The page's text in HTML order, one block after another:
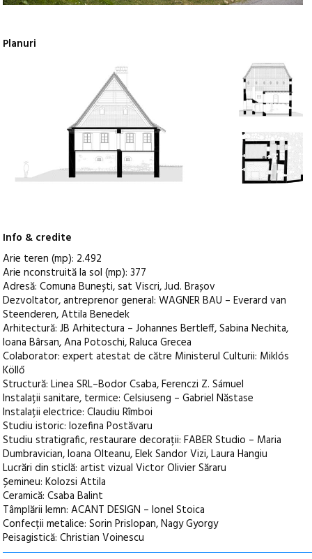
Planuri
+2
Info & credite
Arie teren (mp): 2.492
Arie nconstruită la sol (mp): 377
Adresă: Comuna Bunești, sat Viscri, Jud. Brașov
Dezvoltator, antreprenor general: WAGNER BAU – Everard van
Steenderen, Attila Benedek
Arhitectură: JB Arhitectura – Johannes Bertleff, Sabina Nechita,
Ioana Bârsan, Ana Potoschi, Raluca Grecea
Colaborator: expert atestat de către Ministerul Culturii: Miklós
Köllő
Structură: Linea SRL–Bodor Csaba, Ferenczi Z. Sámuel
Instalații sanitare, termice: Celsiuseng – Gabriel Năstase
Instalații electrice: Claudiu Rîmboi
Studiu istoric: Iozefina Postăvaru
Studiu stratigrafic, restaurare decorații: FABER Studio – Maria
Dumbravician, Ioana Olteanu, Elek Sandor Vizi, Laura Hangiu
Lucrări din sticlă: artist vizual Victor Olivier Săraru
Șemineu: Kolozsi Attila
Ceramică: Csaba Balint
Tâmplării lemn: ACANT DESIGN – Ionel Stoica
Confecții metalice: Sorin Prislopan, Nagy Gyorgy
Peisagistică: Christian Voinescu